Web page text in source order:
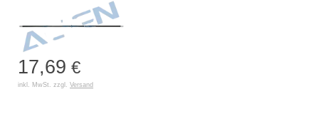
17,69 €
inkl. MwSt. zzgl. Versand